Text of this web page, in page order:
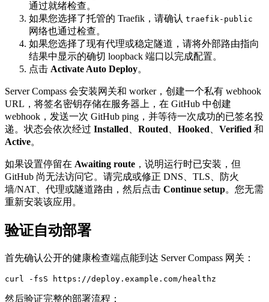
通过就绪检查。
如果您选择了托管的 Traefik，请确认 traefik-public
网络也通过检查。
如果您选择了现有代理或稳定隧道，请将外部路由指向
结果中显示的确切 loopback 端口以完成配置。
点击 Activate Auto Deploy。
Server Compass 会安装网关和 worker，创建一个私有 webhook
URL，将签名密钥存储在服务器上，在 GitHub 中创建
webhook，发送一次 GitHub ping，并等待一次成功的已签名投
递。状态会依次经过 Installed Routed Hooked Verified 和
Active。
如果设置停留在 Awaiting route ，说明运行时已安装，但
GitHub 尚无法访问它。请完成或修正 DNS、TLS、防火
墙/NAT、代理或隧道路由，然后点击 Continue setup。您无需
重新安装该应用。
验证自动部署
首先确认公开的健康检查端点能到达 Server Compass 网关：
然后验证完整的部署流程：